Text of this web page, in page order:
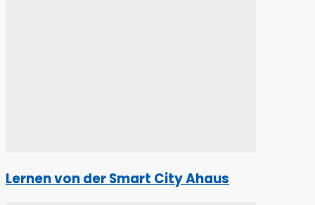
Lernen von der Smart City Ahaus